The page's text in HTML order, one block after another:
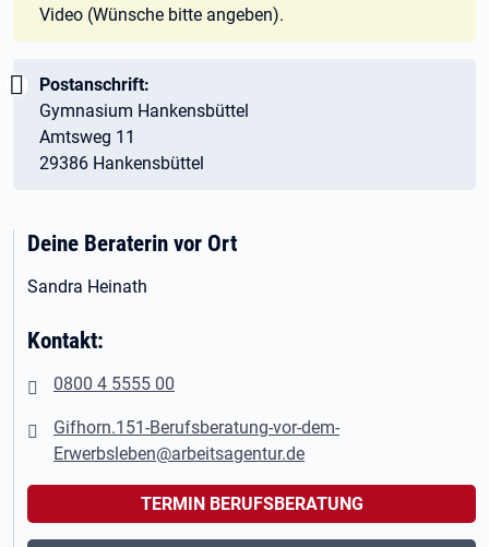
Video (Wünsche bitte angeben).
Wichtig:
Postanschrift:
Gymnasium Hankensbüttel
Amtsweg 11
29386 Hankensbüttel
Deine Beraterin vor Ort
Sandra Heinath
Kontakt:
0800 4 5555 00
Gifhorn.151-Berufsberatung-vor-dem-
Erwerbsleben@arbeitsagentur.de
TERMIN BERUFSBERATUNG